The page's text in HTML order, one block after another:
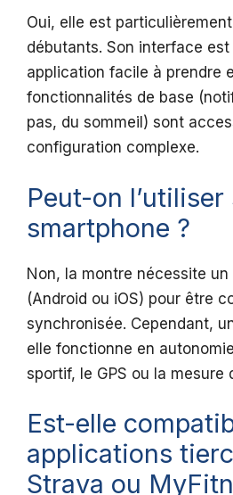
Oui, elle est
débutants. Son interface
application facile à prendre
fonctionnalités de base
pas, du sommeil) sont
configuration complexe.
Peut-on l’utiliser
smartphone ?
Non, la montre nécessite un
(Android ou iOS) pour être
synchronisée. Cependant,
elle fonctionne en
sportif, le GPS ou la mesure
Est-elle
applications
Strava ou